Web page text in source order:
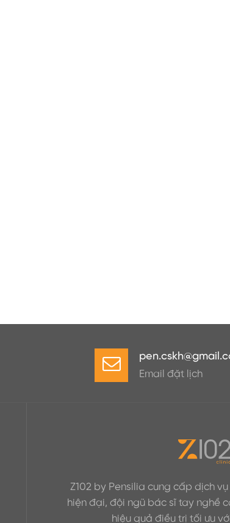
Email đặt lịch
Z102 by Pensilia cung cấp dịch
hiện đại, đội ngũ bác sĩ tay nghề
hiệu quả điều trị tối ưu